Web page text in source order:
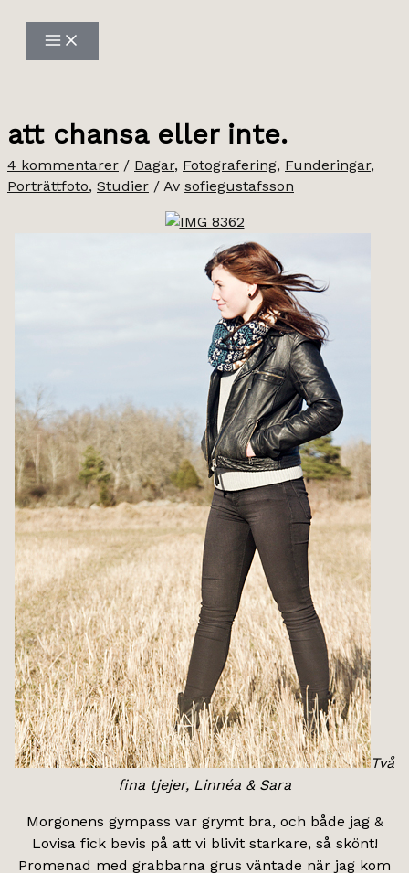
innehåll
att chansa eller inte.
4 kommentarer / Dagar, Fotografering, Funderingar,
Porträttfoto, Studier / Av sofiegustafsson
Två
fina tjejer, Linnéa & Sara
Morgonens gympass var grymt bra, och både jag &
Lovisa fick bevis på att vi blivit starkare, så skönt!
Promenad med grabbarna grus väntade när jag kom